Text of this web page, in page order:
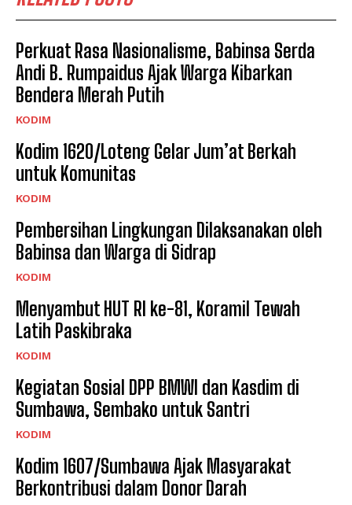
Perkuat Rasa Nasionalisme, Babinsa Serda
Andi B. Rumpaidus Ajak Warga Kibarkan
Bendera Merah Putih
KODIM
Kodim 1620/Loteng Gelar Jum’at Berkah
untuk Komunitas
KODIM
Pembersihan Lingkungan Dilaksanakan oleh
Babinsa dan Warga di Sidrap
KODIM
Menyambut HUT RI ke-81, Koramil Tewah
Latih Paskibraka
KODIM
Kegiatan Sosial DPP BMWI dan Kasdim di
Sumbawa, Sembako untuk Santri
KODIM
Kodim 1607/Sumbawa Ajak Masyarakat
Berkontribusi dalam Donor Darah